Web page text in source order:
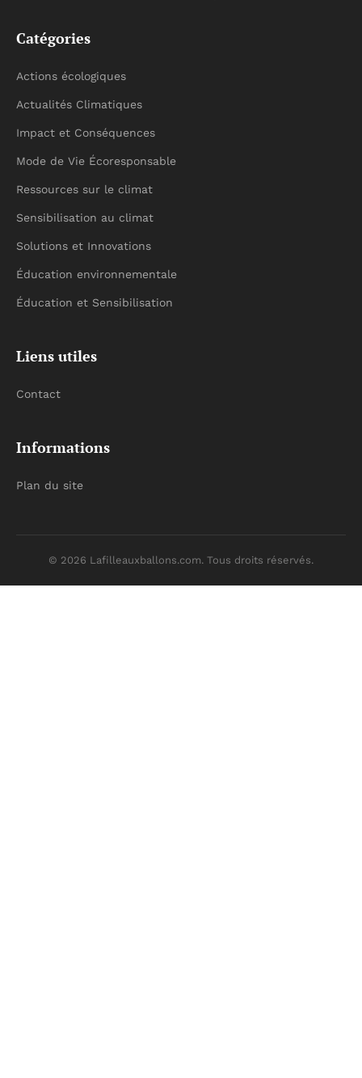
Catégories
Actions écologiques
Actualités Climatiques
Impact et Conséquences
Mode de Vie Écoresponsable
Ressources sur le climat
Sensibilisation au climat
Solutions et Innovations
Éducation environnementale
Éducation et Sensibilisation
Liens utiles
Contact
Informations
Plan du site
© 2026 Lafilleauxballons.com. Tous droits réservés.